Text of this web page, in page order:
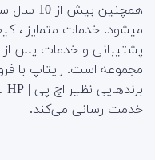
همچنین
میشود. خدمات متمایز ،
پشتیبانی و خدمات پس از
مجموعه است. رایتاپ با
خدمت رسانی می‌کند.